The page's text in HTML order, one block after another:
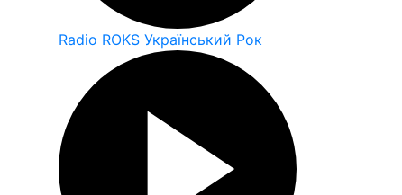
Radio ROKS Український Рок